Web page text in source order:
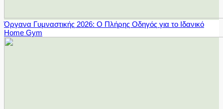
Όργανα Γυμναστικής 2026: Ο Πλήρης Οδηγός για το Ιδανικό
Home Gym